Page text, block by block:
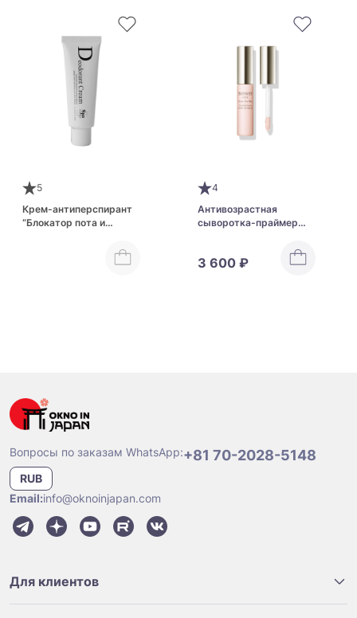
5
Крем-антиперспирант
“Блокатор пота и
4
Антивозрастная
сыворотка-праймер
KOSE Infinity Serum Eye
Base
3 600 ₽
Вопросы по заказам WhatsApp:+81 70-2028-5148
RUB
Email:info@oknoinjapan.com
Для клиентов